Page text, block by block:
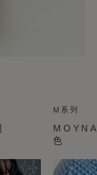
M系列
色